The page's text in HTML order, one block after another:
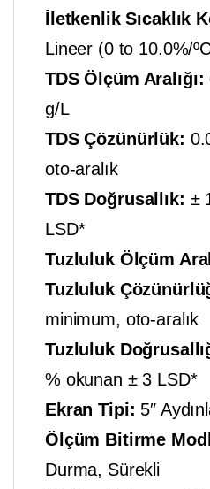
İletkenlik Sıcaklık
Lineer (0 to 10.0%/
TDS Ölçüm Aralığı:
g/L
TDS Çözünürlük:
oto-aralık
TDS Doğrusallık: ±
LSD*
Tuzluluk Ölçüm
Tuzluluk
minimum, oto-aralık
Tuzluluk
% okunan ± 3 LSD*
Ekran Tipi: 5″
Ölçüm Bitirme
Durma, Sürekli